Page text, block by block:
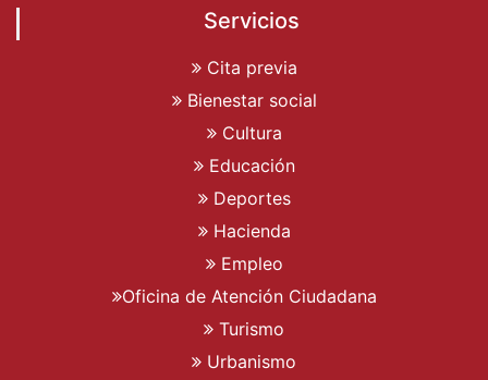
Servicios
Cita previa
Bienestar social
Cultura
Educación
Deportes
Hacienda
Empleo
Oficina de Atención Ciudadana
Turismo
Urbanismo